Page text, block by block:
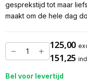
gesprekstijd tot maar
maakt om de hele dag
125,00
151,25
Bel voor levertijd